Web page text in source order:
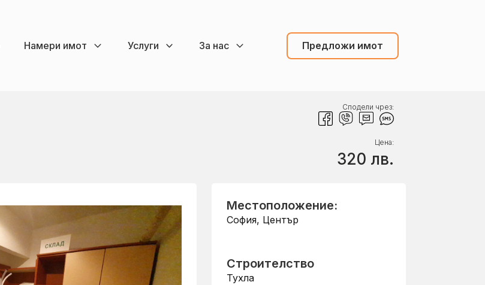
Намери имот Услуги За нас Предложи имот
Сподели чрез:
Цена:
320 лв.
Местоположение:
София, Център
Строителство
Тухла